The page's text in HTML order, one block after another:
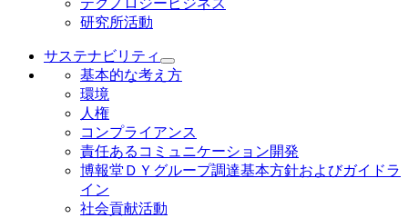
テクノロジービジネス
研究所活動
サステナビリティ
基本的な考え方
環境
人権
コンプライアンス
責任あるコミュニケーション開発
博報堂ＤＹグループ調達基本方針およびガイドラ
イン
社会貢献活動